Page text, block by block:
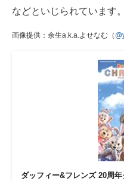
などといじられています。
画像提供：余生a.k.a.よせなむ（
ダッフィー&フレンズ 20周